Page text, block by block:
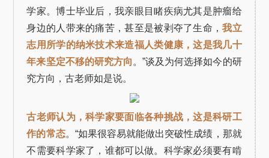
学家。博士毕业后，我亲眼目睹疾病尤其是肿瘤给
身边的人带来的痛苦，甚至是被剥夺了生命，我立
志用所学的纳米技术来造福人类健康，这是我几十
年来坚定不移的研究方向 。”谈及为何选择如今的研
究方向，古老师如是说。
古老师认为，科学家要面临各种挑战，这是科研工
作的常态。“如果很容易就能做出突破性成绩，那就
不需要科学家了，谁都可以做。科学家必须要有啃